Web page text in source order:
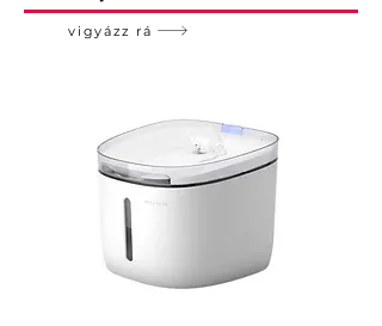
vigyázz rá